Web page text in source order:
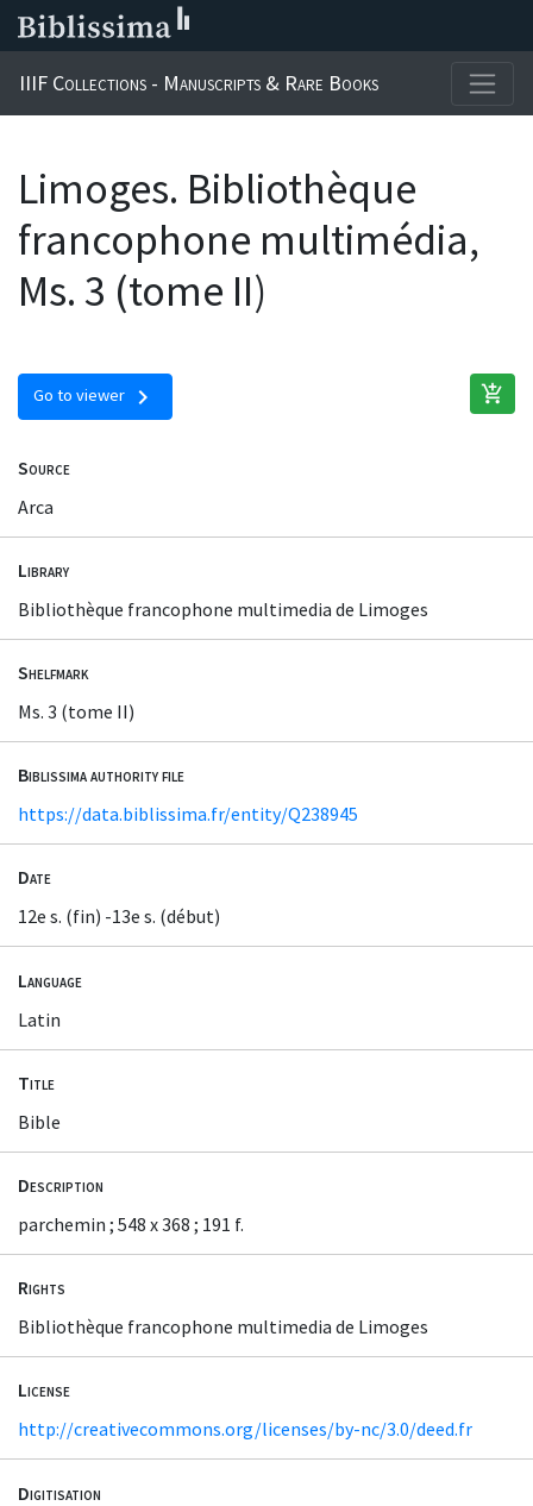
IIIF Collections - Manuscripts & Rare Books
Limoges. Bibliothèque
francophone multimédia,
Ms. 3 (tome II)
Go to viewer chevron_right add_shopping_cart
Source
Arca
Library
Bibliothèque francophone multimedia de Limoges
Shelfmark
Ms. 3 (tome II)
Biblissima authority file
https://data.biblissima.fr/entity/Q238945
Date
12e s. (fin) -13e s. (début)
Language
Latin
Title
Bible
Description
parchemin ; 548 x 368 ; 191 f.
Rights
Bibliothèque francophone multimedia de Limoges
License
http://creativecommons.org/licenses/by-nc/3.0/deed.fr
Digitisation